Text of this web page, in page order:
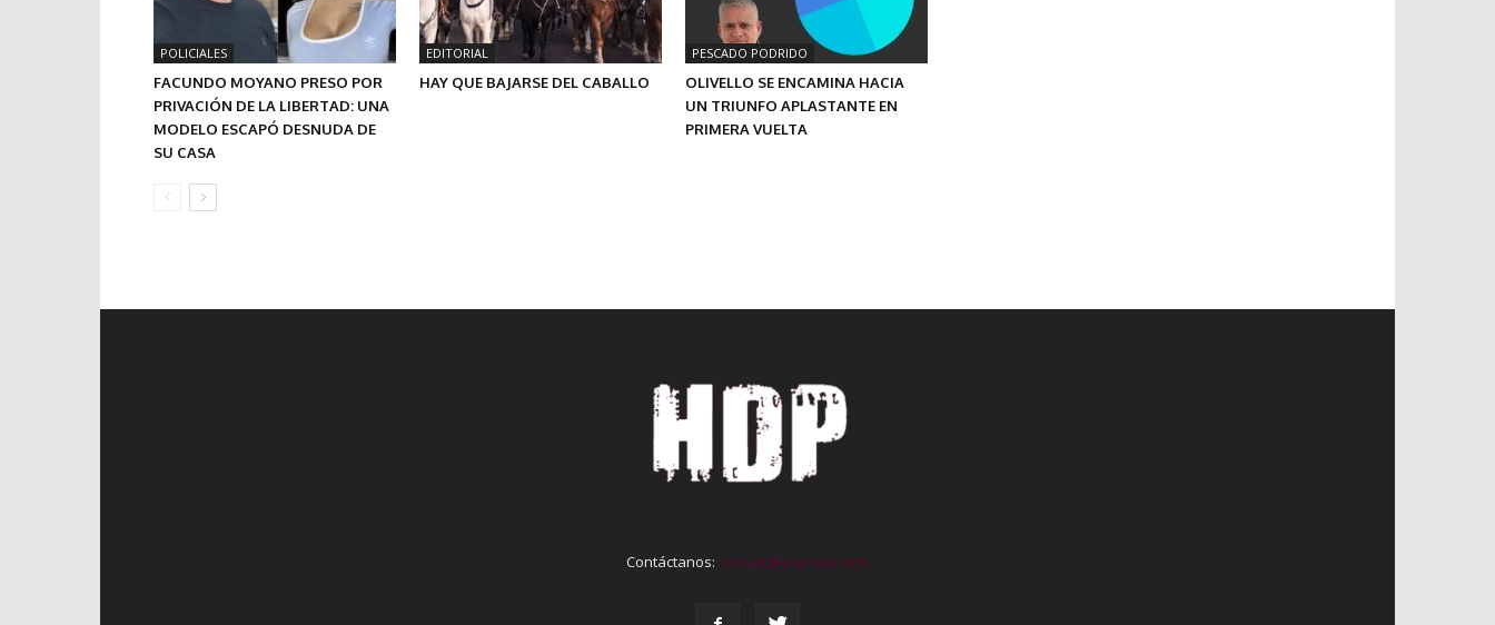
POLICIALES
FACUNDO MOYANO PRESO POR
PRIVACIÓN DE LA LIBERTAD: UNA
MODELO ESCAPÓ DESNUDA DE
SU CASA
EDITORIAL
HAY QUE BAJARSE DEL CABALLO
PESCADO PODRIDO
OLIVELLO SE ENCAMINA HACIA
UN TRIUNFO APLASTANTE EN
PRIMERA VUELTA
Contáctanos: contact@yoursite.com